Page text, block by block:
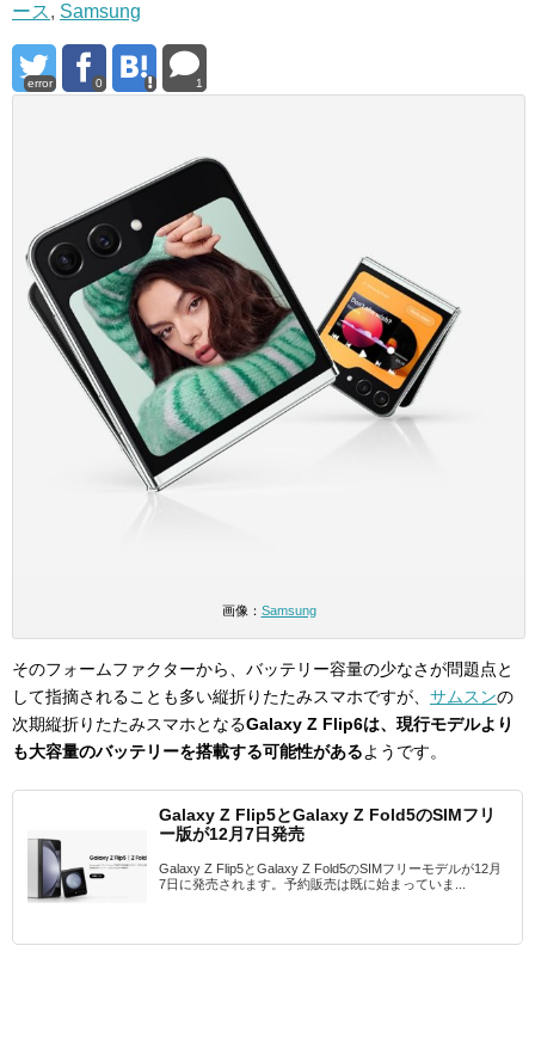
ース, Samsung
error 0 1
画像： Samsung
そのフォームファクターから、バッテリー容量の少なさが問題点と
して指摘されることも多い縦折りたたみスマホですが、 サムスンの
次期縦折りたたみスマホとなるGalaxy Z Flip6は、現行モデルより
も大容量のバッテリーを搭載する可能性があるようです。
Galaxy Z Flip5とGalaxy Z Fold5のSIMフリ
ー版が12月7日発売
Galaxy Z Flip5とGalaxy Z Fold5のSIMフリーモデルが12月
7日に発売されます。予約販売は既に始まっていま...